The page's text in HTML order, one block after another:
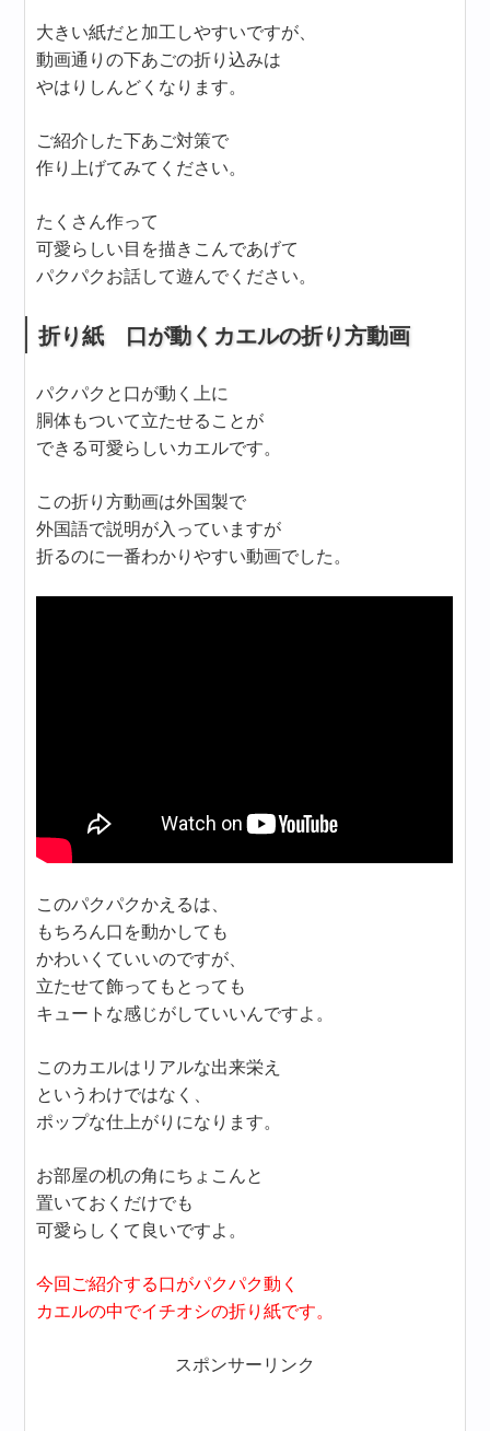
大きい紙だと加工しやすいですが、
動画通りの下あごの折り込みは
やはりしんどくなります。
ご紹介した下あご対策で
作り上げてみてください。
たくさん作って
可愛らしい目を描きこんであげて
パクパクお話して遊んでください。
折り紙 口が動くカエルの折り方動画
パクパクと口が動く上に
胴体もついて立たせることが
できる可愛らしいカエルです。
この折り方動画は外国製で
外国語で説明が入っていますが
折るのに一番わかりやすい動画でした。
このパクパクかえるは、
もちろん口を動かしても
かわいくていいのですが、
立たせて飾ってもとっても
キュートな感じがしていいんですよ。
このカエルはリアルな出来栄え
というわけではなく、
ポップな仕上がりになります。
お部屋の机の角にちょこんと
置いておくだけでも
可愛らしくて良いですよ。
今回ご紹介する口がパクパク動く
カエルの中でイチオシの折り紙です。
スポンサーリンク